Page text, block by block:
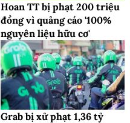
Hoan TT bị phạt 200 triệu
đồng vì quảng cáo '100%
nguyên liệu hữu cơ'
Grab bị xử phạt 1,36 tỷ